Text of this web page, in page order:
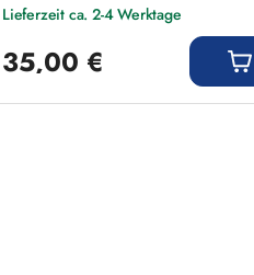
Lieferzeit ca. 2-4 Werktage
35,00 €